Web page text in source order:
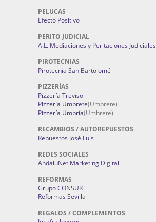
PELUCAS
Efecto Positivo
PERITO JUDICIAL
A.L. Mediaciones y Peritaciones Judiciales
PIROTECNIAS
Pirotecnia San Bartolomé
PIZZERÍAS
Pizzería Treviso
Pizzería Umbrete(Umbrete)
Pizzería Umbría(Umbrete)
RECAMBIOS / AUTOREPUESTOS
Repuestos José Luis
REDES SOCIALES
AndaluNet Marketing Digital
REFORMAS
Grupo CONSUR
Reformas Sevilla
REGALOS / COMPLEMENTOS